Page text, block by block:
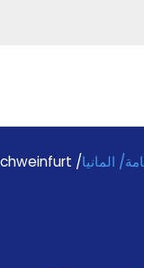
EUR
/ المانيا/